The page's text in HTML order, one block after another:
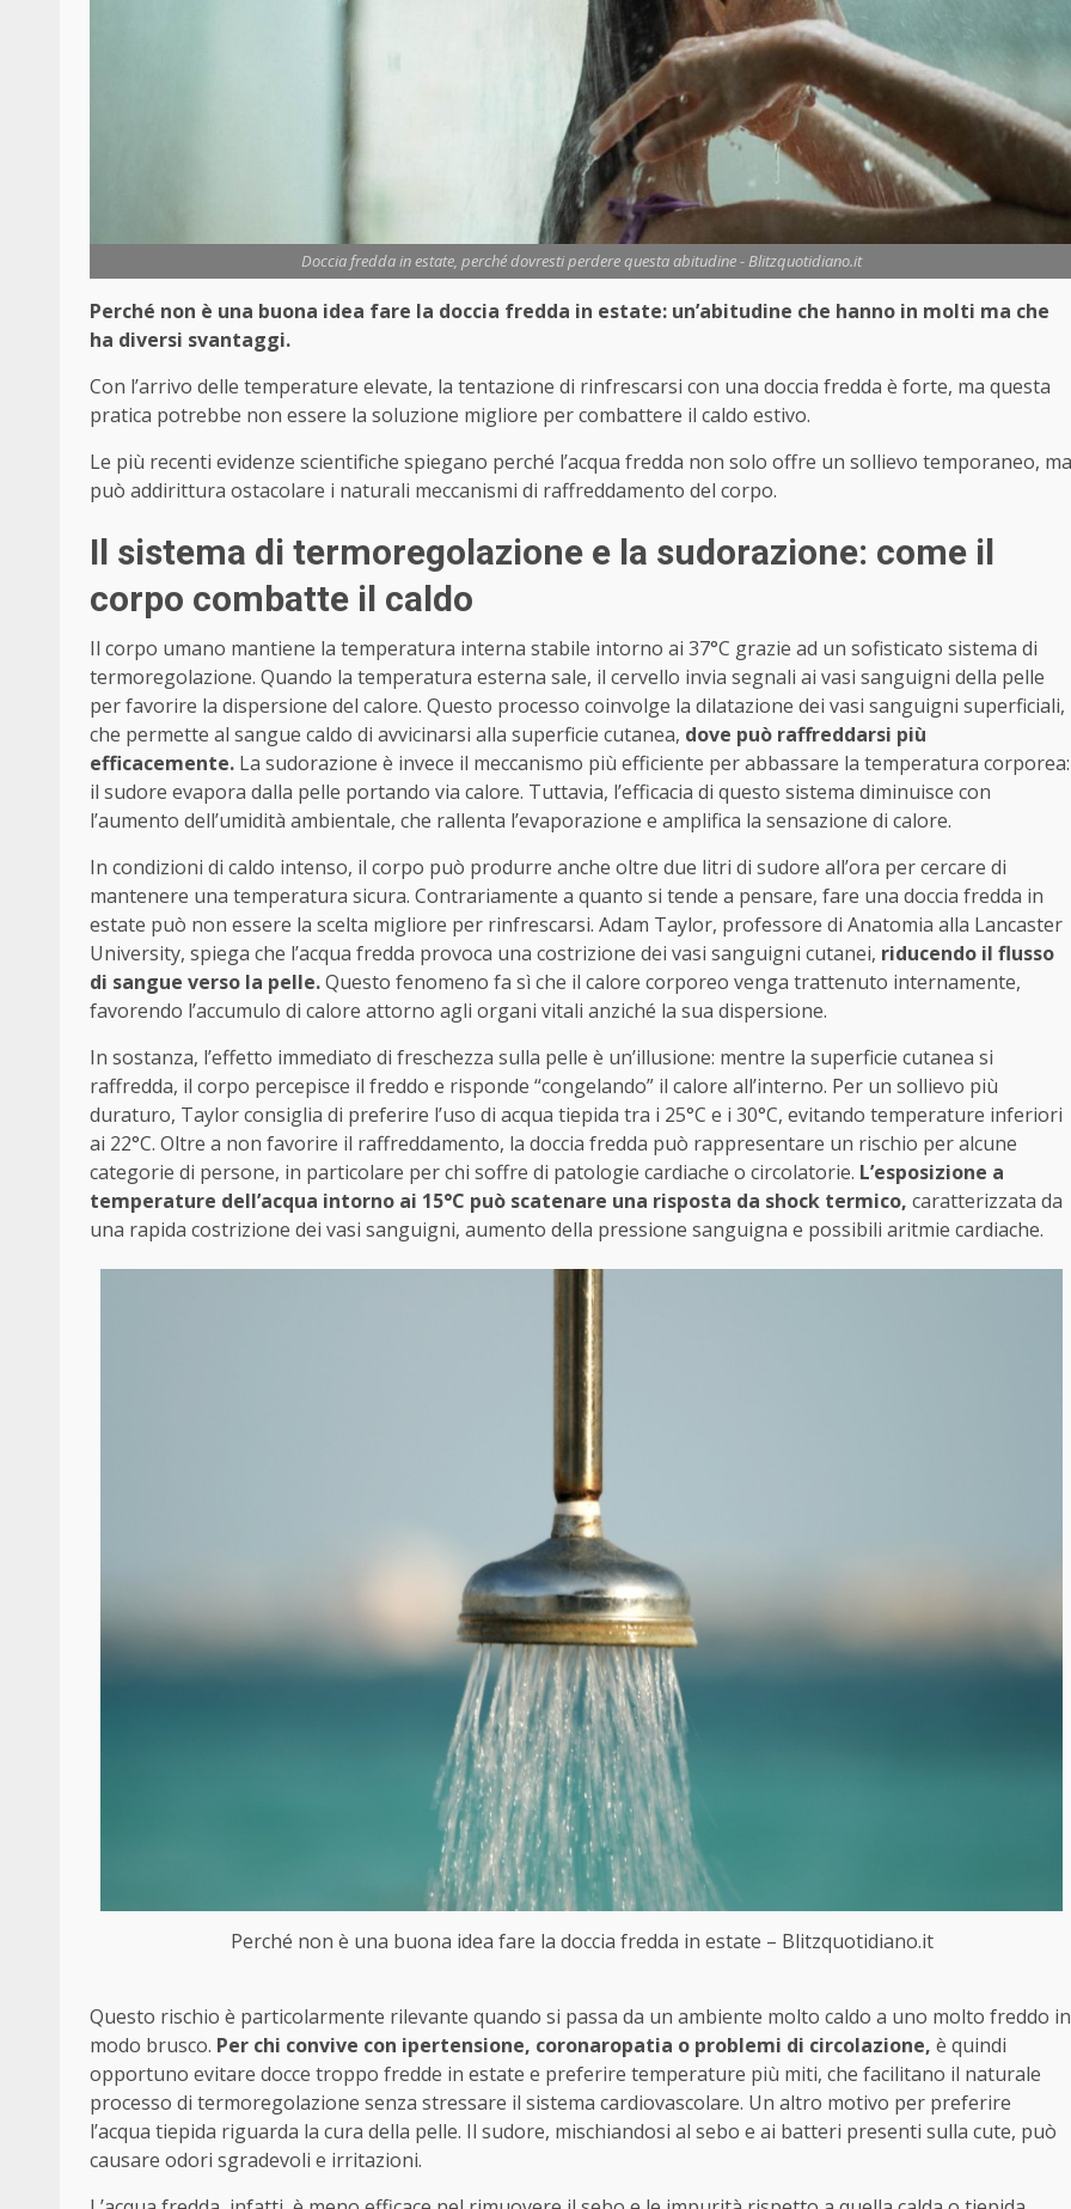
Doccia fredda in estate, perché dovresti perdere questa abitudine - Blitzquotidiano.it
Perché non è una buona idea fare la doccia fredda in estate: un’abitudine che hanno in molti ma che
ha diversi svantaggi.
Con l’arrivo delle temperature elevate, la tentazione di rinfrescarsi con una doccia fredda è forte, ma questa
pratica potrebbe non essere la soluzione migliore per combattere il caldo estivo.
Le più recenti evidenze scientifiche spiegano perché l’acqua fredda non solo offre un sollievo temporaneo, ma
può addirittura ostacolare i naturali meccanismi di raffreddamento del corpo.
Il sistema di termoregolazione e la sudorazione: come il
corpo combatte il caldo
Il corpo umano mantiene la temperatura interna stabile intorno ai 37°C grazie ad un sofisticato sistema di
termoregolazione. Quando la temperatura esterna sale, il cervello invia segnali ai vasi sanguigni della pelle
per favorire la dispersione del calore. Questo processo coinvolge la dilatazione dei vasi sanguigni superficiali,
che permette al sangue caldo di avvicinarsi alla superficie cutanea, dove può raffreddarsi più
efficacemente. La sudorazione è invece il meccanismo più efficiente per abbassare la temperatura corporea:
il sudore evapora dalla pelle portando via calore. Tuttavia, l’efficacia di questo sistema diminuisce con
l’aumento dell’umidità ambientale, che rallenta l’evaporazione e amplifica la sensazione di calore.
In condizioni di caldo intenso, il corpo può produrre anche oltre due litri di sudore all’ora per cercare di
mantenere una temperatura sicura. Contrariamente a quanto si tende a pensare, fare una doccia fredda in
estate può non essere la scelta migliore per rinfrescarsi. Adam Taylor, professore di Anatomia alla Lancaster
University, spiega che l’acqua fredda provoca una costrizione dei vasi sanguigni cutanei, riducendo il flusso
di sangue verso la pelle.Questo fenomeno fa sì che il calore corporeo venga trattenuto internamente,
favorendo l’accumulo di calore attorno agli organi vitali anziché la sua dispersione.
In sostanza, l’effetto immediato di freschezza sulla pelle è un’illusione: mentre la superficie cutanea si
raffredda, il corpo percepisce il freddo e risponde “congelando” il calore all’interno. Per un sollievo più
duraturo, Taylor consiglia di preferire l’uso di acqua tiepida tra i 25°C e i 30°C, evitando temperature inferiori
ai 22°C. Oltre a non favorire il raffreddamento, la doccia fredda può rappresentare un rischio per alcune
categorie di persone, in particolare per chi soffre di patologie cardiache o circolatorie. L’esposizione a
temperature dell’acqua intorno ai 15°C può scatenare una risposta da shock termico, caratterizzata da
una rapida costrizione dei vasi sanguigni, aumento della pressione sanguigna e possibili aritmie cardiache.
Perché non è una buona idea fare la doccia fredda in estate – Blitzquotidiano.it
Questo rischio è particolarmente rilevante quando si passa da un ambiente molto caldo a uno molto freddo in
modo brusco. Per chi convive con ipertensione, coronaropatia o problemi di circolazione, è quindi
opportuno evitare docce troppo fredde in estate e preferire temperature più miti, che facilitano il naturale
processo di termoregolazione senza stressare il sistema cardiovascolare. Un altro motivo per preferire
l’acqua tiepida riguarda la cura della pelle. Il sudore, mischiandosi al sebo e ai batteri presenti sulla cute, può
causare odori sgradevoli e irritazioni.